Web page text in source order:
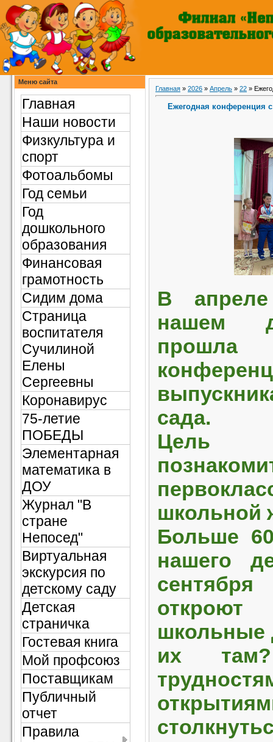
Меню сайта
Главная
Наши новости
Физкультура и
спорт
Фотоальбомы
Год семьи
Год
дошкольного
образования
Финансовая
грамотность
Сидим дома
Страница
воспитателя
Сучилиной
Елены
Сергеевны
Коронавирус
75-летие
ПОБЕДЫ
Элементарная
математика в
ДОУ
Журнал "В
стране
Непосед"
Виртуальная
экскурсия по
детскому саду
Детская
страничка
Гостевая книга
Мой профсоюз
Поставщикам
Публичный
отчет
Правила
Главная » 2026 » Апрель » 22 »
Ежегодная конференция
В
нашем
сада.
Цель
школьной
Больше
нашего
школьные
их